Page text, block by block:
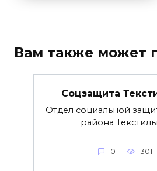
Вам также может
Соцзащита
Отдел социальной
района
0 301